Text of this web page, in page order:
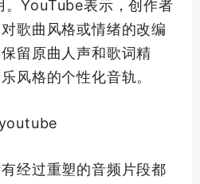
YouTube表示，创作者
歌曲风格或情绪的改编
留原曲人声和歌词精
风格的个性化音轨。
经过重塑的音频片段都